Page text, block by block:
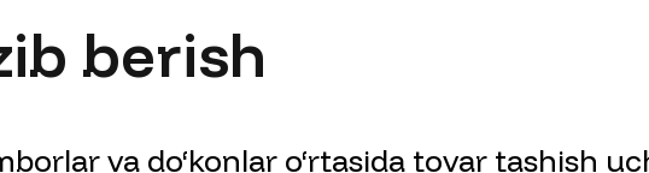
berish
va do‘konlar o‘rtasida tovar tashish